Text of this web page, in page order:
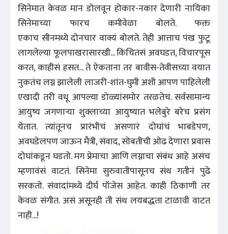
सिनेमात केवळ मान डोलवून होकार-नकार देणारी नायिका
सिनेमाच्या फारच कमीवेळा बोलते. फक्त
एकाच सीनमध्ये दोनचार वाक्यं बोलते. तेही आत्ताच पंख फुटू
लागलेल्या फूलपाखरासारखी... किंचितसं अवघडत, विचारपूस
करत, काहीसं हसत... ते ऐकताना तर बावीस-तेवीसच्या वयात
नुकतंच लग्न झालेली लाजरी-शांत-घुमी अशी आपण पाहिलेली
एखादी तरी वधू आपल्या डोळ्यांसमोर तरळतेच. सर्वसामान्य
आयुष्य जगणार्‍या शुक्लाच्या आयुष्यात भलेबुरे बरेच प्रसंग
येतात. त्यांतूनच प्रारंभीचं असणारं दोघांचं भाबडेपण,
अवघडेलपण जाऊन मैत्री, संवाद, सोबतीची ओढ देणारा प्रवास
दोघांकडून घडतो. मग प्रेमाचा आणि लग्नाचा संबंध आहे असंच
म्हणावंसं वाटतं. सिनेमा सुरुवातीपासूनच संथ गतीनं पुढे
सरकतो. संवादांमध्ये दीर्घ पॉजेस आहेत. काही ठिकाणी तर
केवळ संगीत. असं असूनही ती संथ लयबद्धता टाळावी वाटत
नाही...!